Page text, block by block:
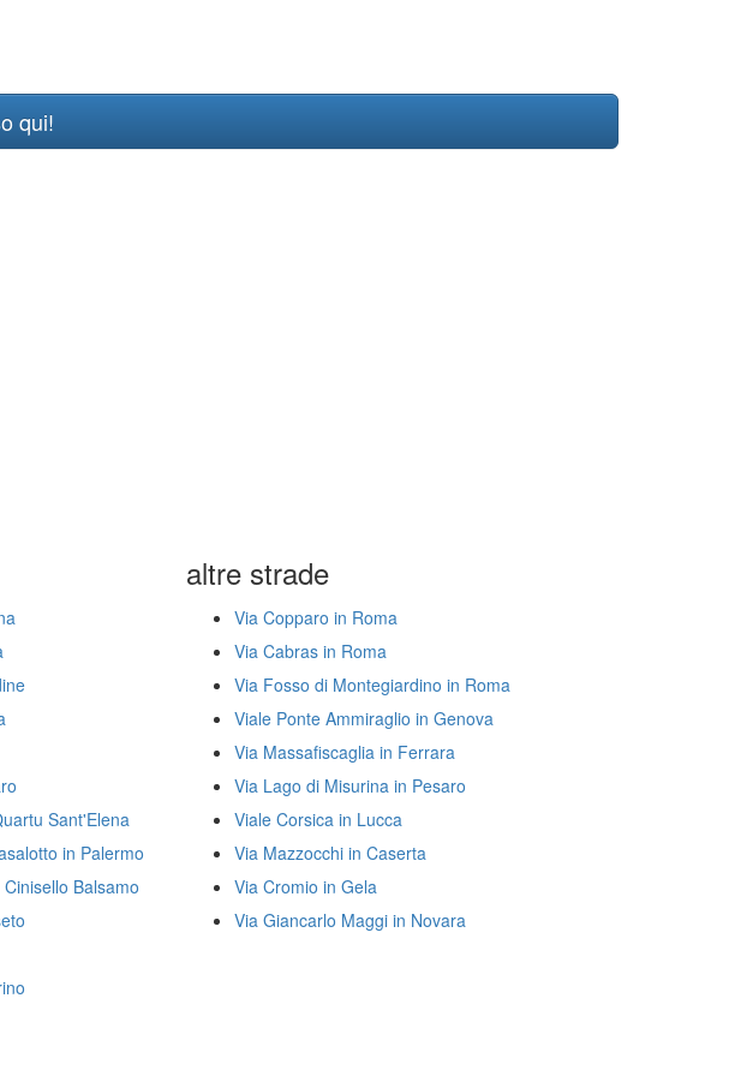
qui!
Sant'Elena
in Palermo
Balsamo
altre strade
Via Copparo in Roma
Via Cabras in Roma
Via Fosso di Montegiardino in Roma
Viale Ponte Ammiraglio in Genova
Via Massafiscaglia in Ferrara
Via Lago di Misurina in Pesaro
Viale Corsica in Lucca
Via Mazzocchi in Caserta
Via Cromio in Gela
Via Giancarlo Maggi in Novara